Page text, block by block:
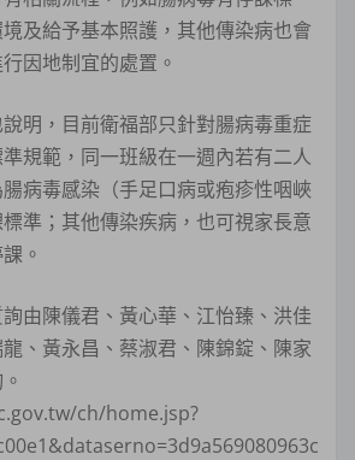
及給予基本照護，其他傳染病也會
因地制宜的處置。
明，目前衛福部只針對腸病毒重症
規範，同一班級在一週內若有二人
病毒感染（手足口病或疱疹性咽峽
準；其他傳染疾病，也可視家長意
。
由陳儀君、黃心華、江怡臻、洪佳
、黃永昌、蔡淑君、陳錦錠、陳家
ch/home.jsp?